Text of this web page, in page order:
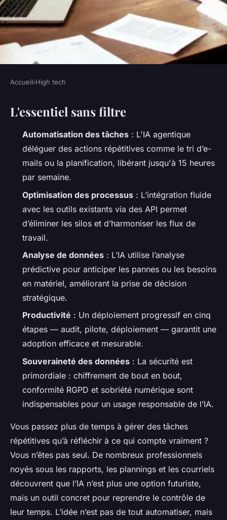
HIGH TECH
Maximiser votre productivité
avec l'intelligence artificielle
Bona•11/06/2026 19:24•9 min de lecture
Accueil›High tech
L'essentiel sans filtre
Automatisation des tâches : L'IA agentique
déléguer des actions répétitives comme le tri d’e-
mails ou la planification, libérant jusqu'à 15 heures
par semaine.
Optimisation des processus : L’intégration fluide
avec les outils existants via des API permet
d’éliminer les silos et d’harmoniser les flux de
travail.
Analyse de données : L’IA utilise l’analyse
prédictive pour anticiper les pannes ou les besoins
en matériel, améliorant la prise de décision
stratégique.
Productivité : Un déploiement progressif en cinq
étapes — audit, pilote, déploiement — garantit une
adoption efficace et mesurable.
Souveraineté des données : La sécurité est
primordiale : chiffrement de bout en bout,
conformité RGPD et sobriété numérique sont
indispensables pour un usage responsable de l’IA.
Vous passez plus de temps à gérer des tâches
répétitives qu’à réfléchir à ce qui compte vraiment ?
Vous n’êtes pas seul. De nombreux professionnels
noyés sous les rapports, les plannings et les courriels
découvrent que l’IA n’est plus une option futuriste,
mais un outil concret pour reprendre le contrôle de
leur temps. L’idée n’est pas de tout automatiser, mais